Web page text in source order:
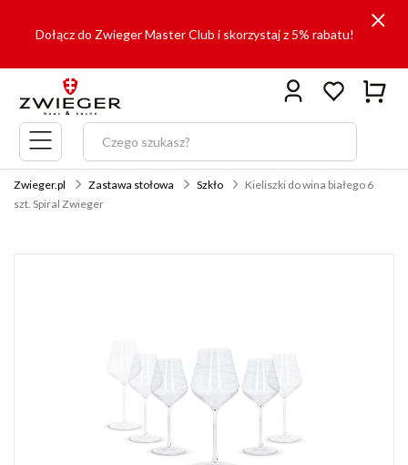
Dołącz do Zwieger Master Club i skorzystaj z 5% rabatu!
Menu
główne
Zwieger.pl Zastawa stołowa Szkło
Kieliszki do wina białego 6
szt. Spiral Zwieger